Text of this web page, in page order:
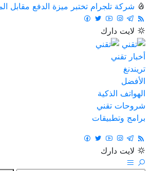
شركة تلجرام تختبر ميزة الدفع مقابل
لايت دارك
أخبار تقني
تريندنغ
الأفضل
الهواتف الذكية
شروحات تقني
برامج وتطبيقات
لايت دارك